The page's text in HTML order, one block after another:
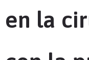
en la